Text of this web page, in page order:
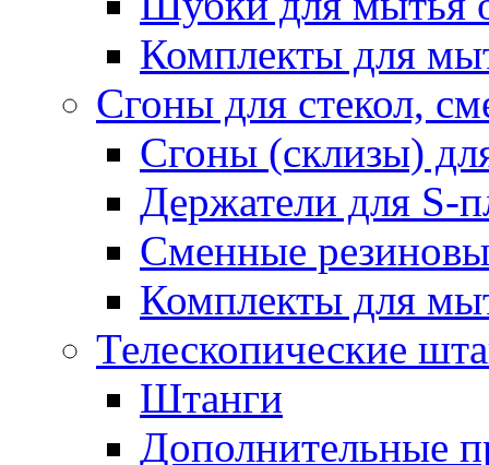
Комплекты для
Сгоны для стекол,
Сгоны (склизы)
Держатели для S-
Сменные
Комплекты для
Телескопические
Штанги
Дополнительные